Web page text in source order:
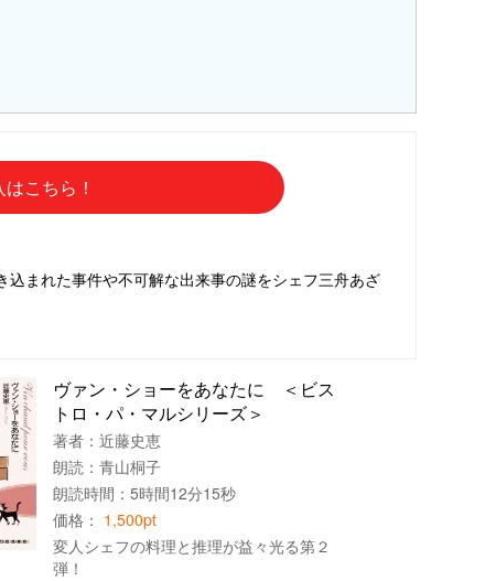
こちら！
込まれた事件や不可解な出来事の謎をシェフ三舟あざ
ヴァン・ショーをあなたに ＜ビス
トロ・パ・マルシリーズ＞
著者：近藤史恵
朗読：青山桐子
朗読時間：5時間12分15秒
価格： 1,500pt
変人シェフの料理と推理が益々光る第２
弾！